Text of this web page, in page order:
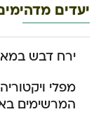
יעדים
ירח דבש
מפלי
המרשימים